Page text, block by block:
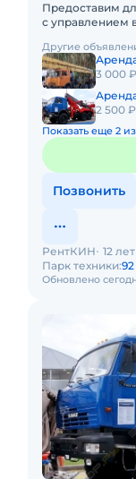
Предоставим
с управлением
Другие
3 000
2 500
Показать еще 2
Позвонить
Обновлено
РентКИН 12
Парк техники: